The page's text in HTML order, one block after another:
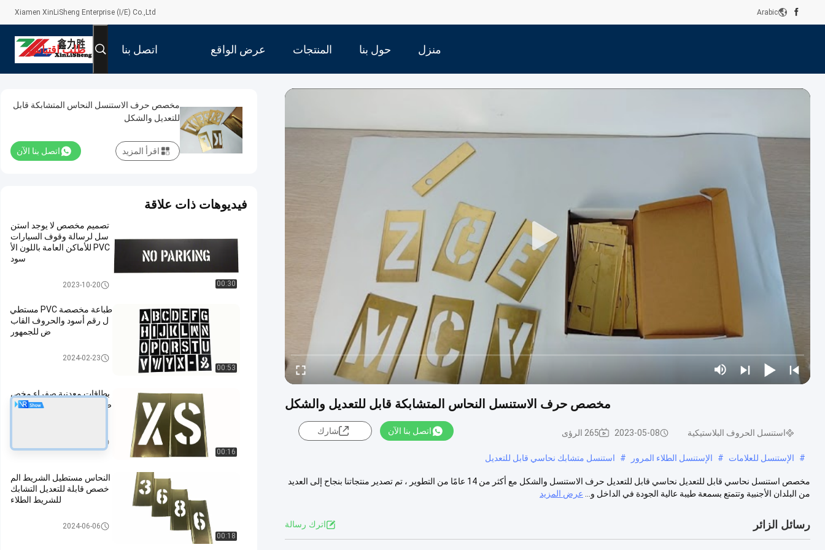
Xiamen XinLiSheng Enterprise (I/E) Co.,Ltd Arabic
منزل حول بنا المنتجات عرض الواقع اتصل بنا طلب اقتباس
مخصص حرف الاستنسل النحاس المتشابكة قابل للتعديل والشكل
استنسل الحروف البلاستيكية 2023-05-08 265 الرؤى اتصل بنا الآن شارك
# الإستنسل للعلامات # الإستنسل الطلاء المرور # استنسل متشابك نحاسي قابل للتعديل
مخصص استنسل نحاسي قابل للتعديل نحاسي قابل للتعديل حرف الاستنسل والشكل مع أكثر من 14 عامًا من التطوير ، تم تصدير منتجاتنا بنجاح إلى العديد
من البلدان الأجنبية وتتمتع بسمعة طيبة عالية الجودة في الداخل و...
عرض المزيد
رسائل الزائر اترك رسالة
مخصص حرف الاستنسل النحاس المتشابكة قابل
للتعديل والشكل
اتصل بنا الآن اقرأ المزيد
فيديوهات ذات علاقة
00:30
تصميم مخصص لا يوجد استن
سل لرسالة وقوف السيارات
PVC للأماكن العامة باللون الأ
سود
استنسل الحروف البلاستيكية
2023-10-20
00:53
طباعة مخصصة PVC مستطي
ل رقم أسود والحروف القاب
ض للجمهور
استنسل الحروف البلاستيكية
2024-02-23
00:16
بطاقات معدنية صفراء مخص
صة بطاقات قياسية بطول 1.5
00:18
النحاس مستطيل الشريط الم
خصص قابلة للتعديل التشابك
للشريط الطلاء
استنسل الحروف البلاستيكية
2024-06-06